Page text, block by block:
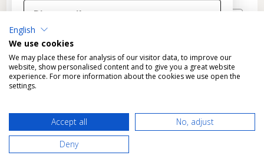
*Fragtfri levering gælder KUN varer, der kan leveres som
standardpakke til GLS pakkeshops.
English
We use cookies
We may place these for analysis of our visitor data, to improve our
website, show personalised content and to give you a great website
experience. For more information about the cookies we use open the
settings.
Accept all
No, adjust
Deny
DELTAG I KONKURRENCEN
Nej tak, det skal ikke være mig
samtidig Disconetto' nyhedsbrev og accepterer
Disconetto'
Vi trækker en vinder ved udgangen af året.